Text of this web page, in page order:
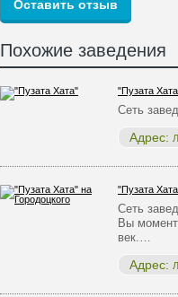
Похожие заведения
"Пузата
Сеть
Адрес:
"Пузата
Сеть
Вы
век.…
Адрес: